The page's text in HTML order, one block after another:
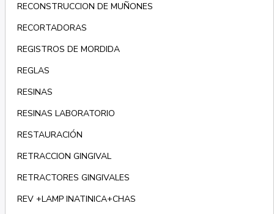
RECONSTRUCCION DE MUÑONES
RECORTADORAS
REGISTROS DE MORDIDA
REGLAS
RESINAS
RESINAS LABORATORIO
RESTAURACIÓN
RETRACCION GINGIVAL
RETRACTORES GINGIVALES
REV +LAMP INATINICA+CHAS